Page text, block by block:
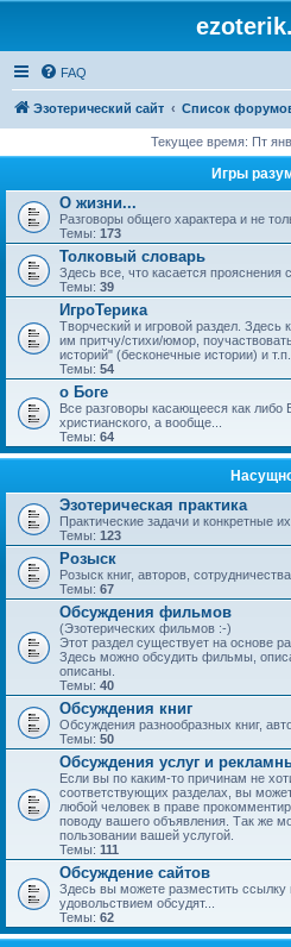
FAQ
Эзотерический сайт Список
Текущее время: Пт
Игры
О жизни...
Разговоры общего характера и не
Темы: 173
Толковый словарь
Здесь все, что касается прояснения
Темы: 39
ИгроТерика
Творческий и игровой раздел.
им притчу/стихи/юмор,
историй" (бесконечные истории) и т.п.
Темы: 54
о Боге
Все разговоры касающееся как либо
христианского, а вообще...
Темы: 64
Эзотерическая практика
Практические задачи и конкретные
Темы: 123
Розыск
Розыск книг, авторов,
Темы: 67
Обсуждения фильмов
(Эзотерических фильмов :-)
Этот раздел существует на основе
Здесь можно обсудить фильмы,
описаны.
Темы: 40
Обсуждения книг
Обсуждения разнообразных книг,
Темы: 50
Обсуждения услуг и
Если вы по каким-то причинам не
соответствующих разделах, вы
любой человек в праве
поводу вашего объявления. Так же
пользовании вашей услугой.
Темы: 111
Обсуждение сайтов
Здесь вы можете разместить ссылку
удовольствием обсудят...
Темы: 62